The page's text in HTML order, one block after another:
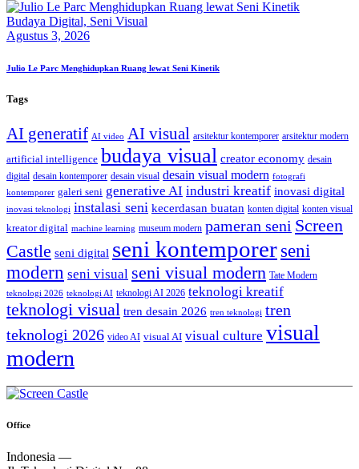
Budaya Digital, Seni Visual
Agustus 3, 2026
Julio Le Parc Menghidupkan Ruang lewat Seni Kinetik
Tags
AI generatif AI video AI visual arsitektur kontemporer arsitektur modern
artificial intelligence budaya visual creator economy desain
digital desain kontemporer desain visual desain visual modern fotografi
kontemporer galeri seni generative AI industri kreatif inovasi digital
inovasi teknologi instalasi seni kecerdasan buatan konten digital konten visual
kreator digital machine learning museum modern pameran seni Screen
Castle seni digital seni kontemporer seni
modern seni visual seni visual modern Tate Modern
teknologi 2026 teknologi AI teknologi AI 2026 teknologi kreatif
teknologi visual tren desain 2026 tren teknologi tren
teknologi 2026 video AI visual AI visual culture visual
modern
Office
Indonesia —